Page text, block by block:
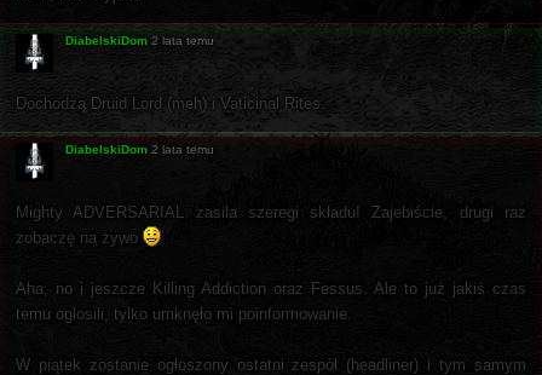
DiabelskiDom 2 lata temu
Dochodzą Druid Lord (meh) i Vaticinal Rites.
DiabelskiDom 2 lata temu
Mighty ADVERSARIAL zasila szeregi składu! Zajebiście, drugi raz
zobaczę na żywo
Aha, no i jeszcze Killing Addiction oraz Fessus. Ale to już jakiś czas
temu oglosili, tylko umknęło mi poinformowanie.
W piątek zostanie ogłoszony ostatni zespół (headliner) i tym samym